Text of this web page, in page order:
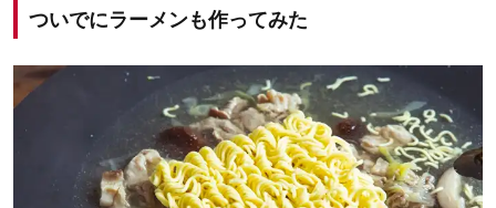
ついでにラーメンも作ってみた